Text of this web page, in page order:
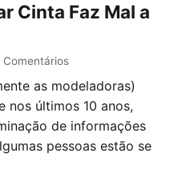
Cinta Faz Mal a
comments:
Comentários
as modeladoras)
nos últimos 10 anos,
de informações
pessoas estão se